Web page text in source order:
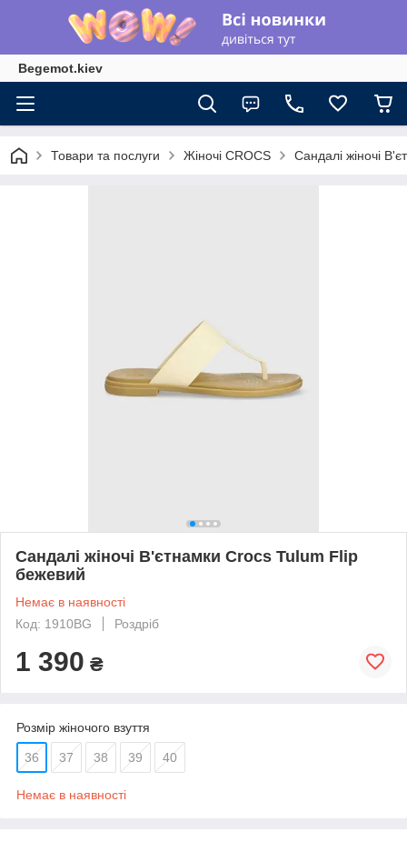
Begemot.kiev
Товари та послуги Жіночі CROCS Сандалі жіночі
Сандалі жіночі В'єтнамки Crocs Tulum Flip
бежевий
Немає в наявності
Код: 1910BG
Роздріб
1 390 ₴
Розмір жіночого взуття
36 37 38 39 40
Немає в наявності